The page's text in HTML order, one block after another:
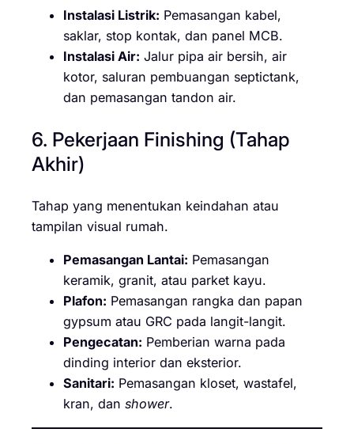
Instalasi Listrik: Pemasangan kabel,
saklar, stop kontak, dan panel MCB.
Instalasi Air: Jalur pipa air bersih, air
kotor, saluran pembuangan septictank,
dan pemasangan tandon air.
6. Pekerjaan Finishing (Tahap
Akhir)
Tahap yang menentukan keindahan atau
tampilan visual rumah.
Pemasangan Lantai: Pemasangan
keramik, granit, atau parket kayu.
Plafon: Pemasangan rangka dan papan
gypsum atau GRC pada langit-langit.
Pengecatan: Pemberian warna pada
dinding interior dan eksterior.
Sanitari: Pemasangan kloset, wastafel,
kran, dan shower.